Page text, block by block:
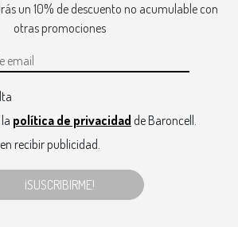
un 10% de descuento no acumulable con
otras promociones
política de privacidad de Baroncell.
recibir publicidad.
¡SUSCRIBIRME!